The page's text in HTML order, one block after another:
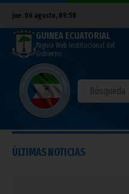
jue. 06 agosto, 09:58
GUINEA ECUATORIAL
Página Web Institucional del
Gobierno
ÚLTIMAS NOTICIAS